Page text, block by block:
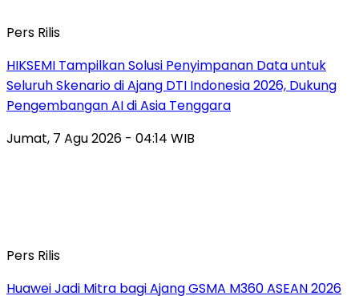
Pers Rilis
HIKSEMI Tampilkan Solusi Penyimpanan Data untuk
Seluruh Skenario di Ajang DTI Indonesia 2026, Dukung
Pengembangan AI di Asia Tenggara
Jumat, 7 Agu 2026 - 04:14 WIB
Pers Rilis
Huawei Jadi Mitra bagi Ajang GSMA M360 ASEAN 2026